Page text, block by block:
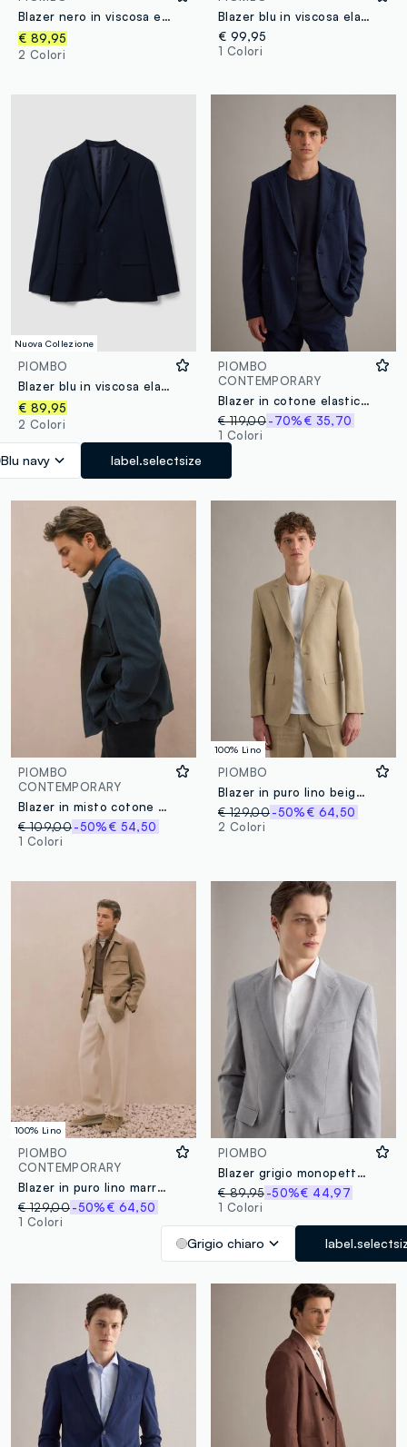
Blazer nero in viscosa elasticizzata con revers classici
€ 89,95
2 Colori
Blazer blu in viscosa elasticizzata slim fit con rever classici
€ 99,95
1 Colori
Nuova Collezione
PIOMBO
Blazer blu in viscosa elasticizzata con revers classici
€ 89,95
2 Colori
Blu navy label.selectsize
PIOMBO
CONTEMPORARY
Blazer in cotone elasticizzato blu slim fit
€ 119,00-70%€ 35,70
1 Colori
PIOMBO
CONTEMPORARY
Blazer in misto cotone e lino blu regular fit
€ 109,00-50%€ 54,50
1 Colori
100% Lino
PIOMBO
Blazer in puro lino beige slim fit
€ 129,00-50%€ 64,50
2 Colori
100% Lino
PIOMBO
CONTEMPORARY
Blazer in puro lino marrone regular fit
€ 129,00-50%€ 64,50
1 Colori
PIOMBO
Blazer grigio monopetto con microquadri regular fit
€ 89,95 -50%€ 44,97
1 Colori
Grigio chiaro